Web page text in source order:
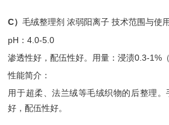
C）毛绒整理剂 浓弱阳离子 技术范围与使
pH：4.0-5.0
渗透性好，配伍性好。用量：浸渍0.3-1%
性能简介：
用于超柔、法兰绒等毛绒织物的后整理
好，配伍性好。